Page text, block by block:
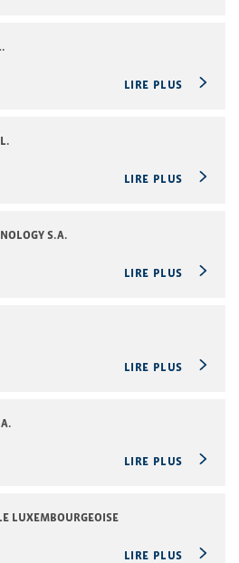
LIRE PLUS
LIRE PLUS
S.A.
LIRE PLUS
LIRE PLUS
LIRE PLUS
LUXEMBOURGEOISE
LIRE PLUS